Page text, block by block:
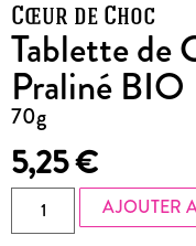
Cœur de Choc
Tablette de
Praliné BIO
70g
5,25€
AJOUTER